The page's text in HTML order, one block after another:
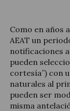
Como en años
AEAT un
notificaciones
pueden
cortesía”) con
naturales al
pueden ser
misma